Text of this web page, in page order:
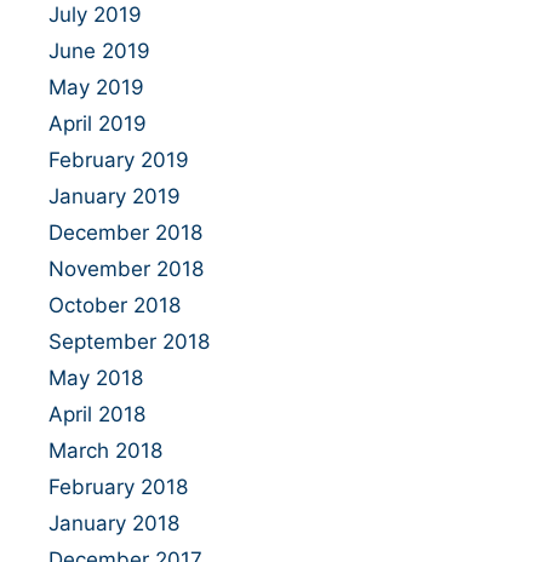
July 2019
June 2019
May 2019
April 2019
February 2019
January 2019
December 2018
November 2018
October 2018
September 2018
May 2018
April 2018
March 2018
February 2018
January 2018